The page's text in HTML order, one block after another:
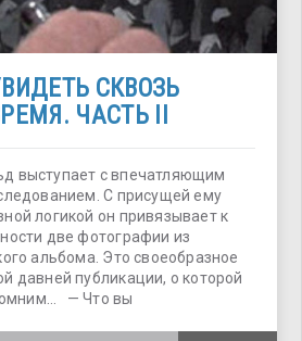
СКВОЗЬ
ЧАСТЬ II
выступает с впечатляющим
С присущей ему
логикой он привязывает к
две фотографии из
альбома. Это своеобразное
давней публикации, о которой
— Что вы